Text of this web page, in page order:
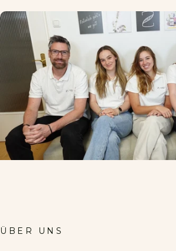
ÜBER UNS